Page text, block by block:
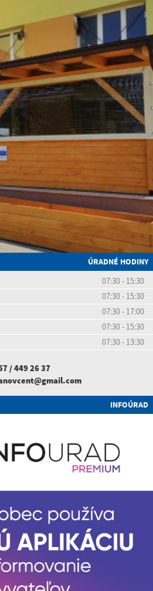
ÚRADNÉ HODINY
07:30 - 15:30
07:30 - 15:30
07:30 - 17:00
07:30 - 15:30
07:30 - 13:30
/ 449 26 37
INFOÚRAD